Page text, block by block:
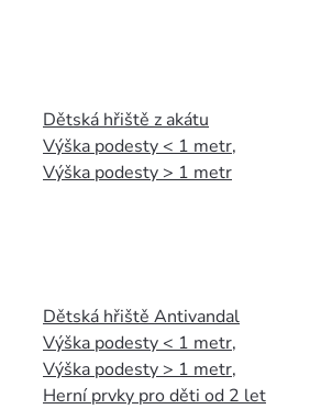
Dětská hřiště z akátu
Výška podesty < 1 metr,
Výška podesty > 1 metr
Dětská hřiště Antivandal
Výška podesty < 1 metr,
Výška podesty > 1 metr,
Herní prvky pro děti od 2 let